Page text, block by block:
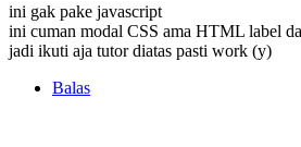
ini gak pake javascript
ini cuman modal CSS ama HTML label
jadi ikuti aja tutor diatas pasti work (y)
Balas